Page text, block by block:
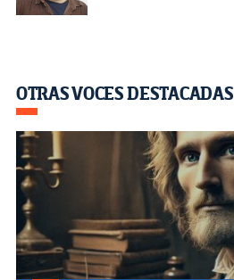
OTRAS VOCES DESTACADAS